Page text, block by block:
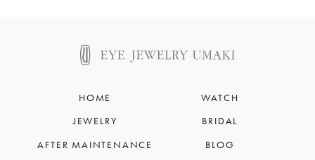
HOME
WATCH
JEWELRY
BRIDAL
AFTER MAINTENANCE
BLOG